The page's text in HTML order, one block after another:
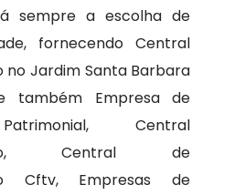
sempre a escolha de
fornecendo Central
no Jardim Santa Barbara
também Empresa de
Central
Central de
Cftv, Empresas de